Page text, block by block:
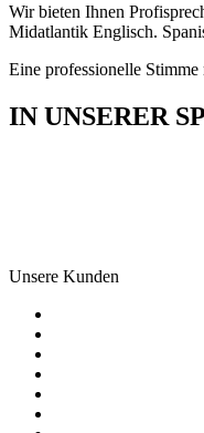
Wir bieten Ihnen
Midatlantik Englisch.
Eine professionelle
IN UNSERER
Unsere Kunden